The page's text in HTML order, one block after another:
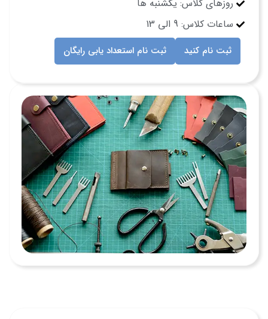
روزهای کلاس: یکشنبه ها
ساعات کلاس: 9 الی 13
ثبت نام کنید ثبت نام استعداد یابی رایگان